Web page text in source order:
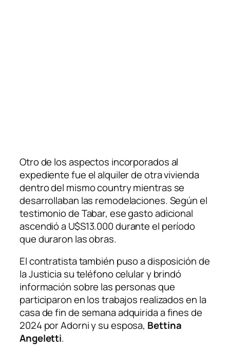
Otro de los aspectos incorporados al
expediente fue el alquiler de otra vivienda
dentro del mismo country mientras se
desarrollaban las remodelaciones. Según el
testimonio de Tabar, ese gasto adicional
ascendió a U$S13.000 durante el período
que duraron las obras.
El contratista también puso a disposición de
la Justicia su teléfono celular y brindó
información sobre las personas que
participaron en los trabajos realizados en la
casa de fin de semana adquirida a fines de
2024 por Adorni y su esposa, Bettina
Angeletti.